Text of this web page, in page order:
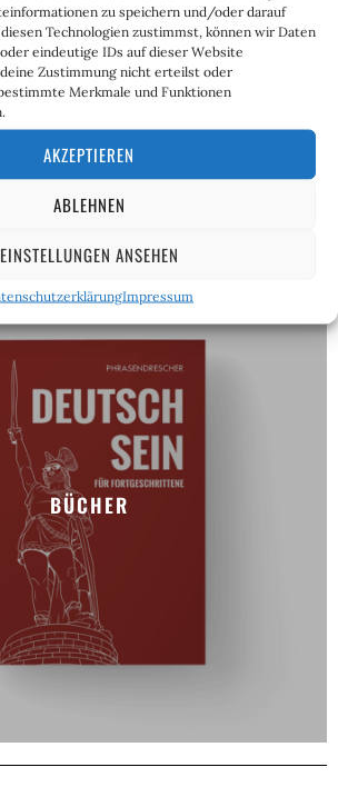
zu speichern und/oder darauf
Technologien zustimmst, können wir Daten
eindeutige IDs auf dieser Website
Zustimmung nicht erteilst oder
Merkmale und Funktionen
AKZEPTIEREN
ABLEHNEN
EINSTELLUNGEN ANSEHEN
Impressum
BÜCHER